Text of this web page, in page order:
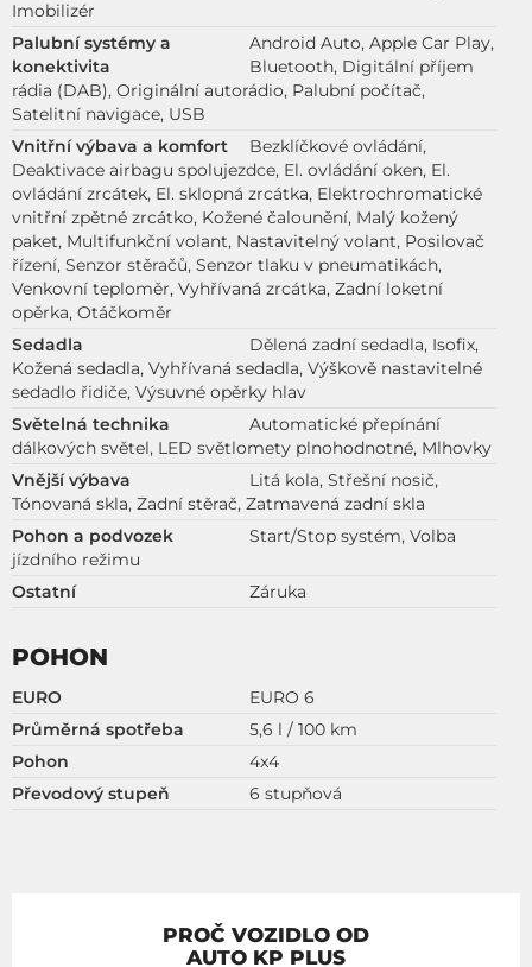
Imobilizér
Palubní systémy a
konektivita
Android Auto, Apple Car Play,
Bluetooth, Digitální příjem
rádia (DAB), Originální autorádio, Palubní počítač,
Satelitní navigace, USB
Vnitřní výbava a komfort
Bezklíčkové ovládání,
Deaktivace airbagu spolujezdce, El. ovládání oken, El.
ovládání zrcátek, El. sklopná zrcátka, Elektrochromatické
vnitřní zpětné zrcátko, Kožené čalounění, Malý kožený
paket, Multifunkční volant, Nastavitelný volant, Posilovač
řízení, Senzor stěračů, Senzor tlaku v pneumatikách,
Venkovní teploměr, Vyhřívaná zrcátka, Zadní loketní
opěrka, Otáčkoměr
Sedadla
Dělená zadní sedadla, Isofix,
Kožená sedadla, Vyhřívaná sedadla, Výškově nastavitelné
sedadlo řidiče, Výsuvné opěrky hlav
Světelná technika
Automatické přepínání
dálkových světel, LED světlomety plnohodnotné, Mlhovky
Vnější výbava
Litá kola, Střešní nosič,
Tónovaná skla, Zadní stěrač, Zatmavená zadní skla
Pohon a podvozek
Start/Stop systém, Volba
jízdního režimu
Ostatní
Záruka
POHON
EURO
EURO 6
Průměrná spotřeba
5,6 l / 100 km
Pohon
4x4
Převodový stupeň
6 stupňová
PROČ VOZIDLO OD
AUTO KP PLUS